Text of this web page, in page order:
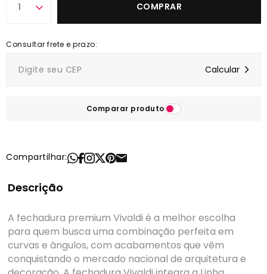
1 COMPRAR
Comparar produto
Compartilhar:
Descrição
A fechadura premium Vivaldi é a melhor escolha
para quem busca uma combinação perfeita em
curvas e ângulos, com acabamentos que vêm
conquistando o mercado nacional de arquitetura e